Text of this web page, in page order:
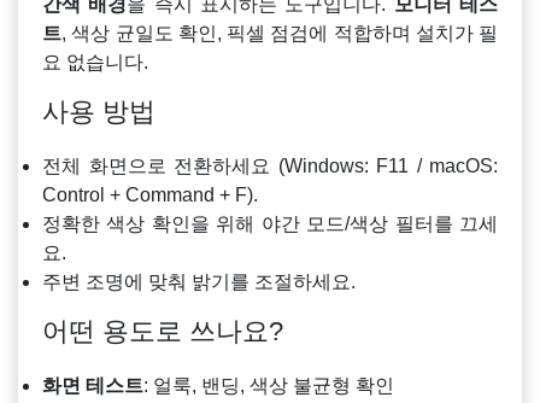
간색 배경을 즉시 표시하는 도구입니다. 모니터 테스
트, 색상 균일도 확인, 픽셀 점검에 적합하며 설치가 필
요 없습니다.
사용 방법
전체 화면으로 전환하세요 (Windows: F11 / macOS:
Control + Command + F).
정확한 색상 확인을 위해 야간 모드/색상 필터를 끄세
요.
주변 조명에 맞춰 밝기를 조절하세요.
어떤 용도로 쓰나요?
화면 테스트: 얼룩, 밴딩, 색상 불균형 확인